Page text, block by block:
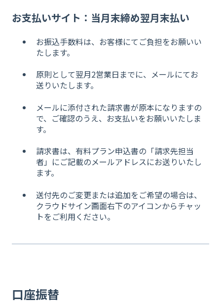
お支払いサイト：当月末締め翌月末払い
お振込手数料は、お客様にてご負担をお願いい
たします。
原則として翌月2営業日までに、メールにてお
送りいたします。
メールに添付された請求書が原本になりますの
で、ご確認のうえ、お支払いをお願いいたしま
す。
請求書は、有料プラン申込書の「請求先担当
者」にご記載のメールアドレスにお送りいたし
ます。
送付先のご変更または追加をご希望の場合は、
クラウドサイン画面右下のアイコンからチャッ
トをご利用ください。
口座振替